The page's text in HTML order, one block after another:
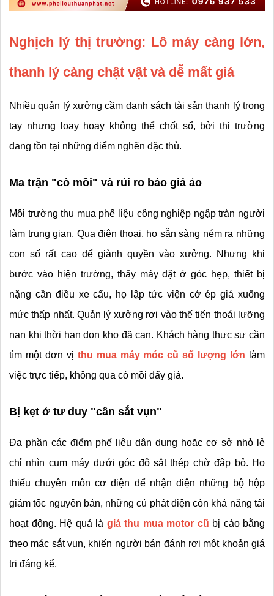
Nghịch lý thị trường: Lô máy càng lớn,
thanh lý càng chật vật và dễ mất giá
Nhiều quản lý xưởng cầm danh sách tài sản thanh lý trong
tay nhưng loay hoay không thể chốt sổ, bởi thị trường
đang tồn tại những điểm nghẽn đặc thù.
Ma trận "cò mồi" và rủi ro báo giá ảo
Môi trường thu mua phế liệu công nghiệp ngập tràn người
làm trung gian. Qua điện thoại, họ sẵn sàng ném ra những
con số rất cao để giành quyền vào xưởng. Nhưng khi
bước vào hiện trường, thấy máy đặt ở góc hẹp, thiết bị
nặng cần điều xe cẩu, họ lập tức viện cớ ép giá xuống
mức thấp nhất. Quản lý xưởng rơi vào thế tiến thoái lưỡng
nan khi thời hạn dọn kho đã cạn. Khách hàng thực sự cần
tìm một đơn vị thu mua máy móc cũ số lượng lớn làm
việc trực tiếp, không qua cò mồi đẩy giá.
Bị kẹt ở tư duy "cân sắt vụn"
Đa phần các điểm phế liệu dân dụng hoặc cơ sở nhỏ lẻ
chỉ nhìn cụm máy dưới góc độ sắt thép chờ đập bỏ. Họ
thiếu chuyên môn cơ điện để nhận diện những bộ hộp
giảm tốc nguyên bản, những củ phát điện còn khả năng tái
hoạt động. Hệ quả là giá thu mua motor cũ bị cào bằng
theo mác sắt vụn, khiến người bán đánh rơi một khoản giá
trị đáng kể.